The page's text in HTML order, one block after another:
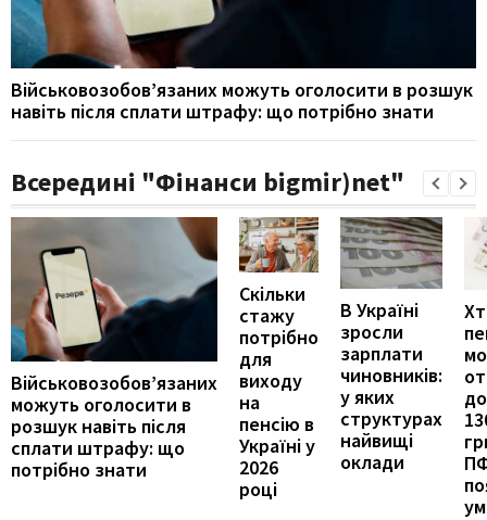
Військовозобов’язаних можуть оголосити в розшук
навіть після сплати штрафу: що потрібно знати
Всередині "Фінанси bigmir)net"
Військовозобов’язаних
можуть оголосити в
розшук навіть після
сплати штрафу: що
потрібно знати
Скільки
стажу
потрібно
для
виходу
на
пенсію в
Україні у
2026
році
В Україні
зросли
зарплати
чиновників:
у яких
структурах
найвищі
оклади